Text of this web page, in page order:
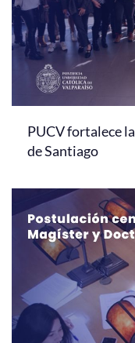
PUCV fortalece
de Santiago